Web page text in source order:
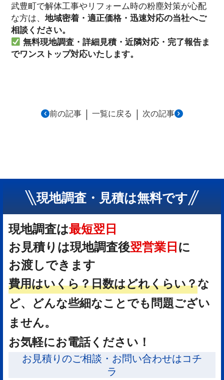
武豊町で解体工事やリフォーム時の粉塵対策が心配
な方は、 地域密着・適正価格・迅速対応の当社へご
相談ください。
無料現地調査・詳細見積・近隣対応・完了報告ま
でワンストップ対応いたします。
前の記事 ｜ 一覧に戻る ｜ 次の記事
現地調査・見積は無料です
現地調査は最短翌日
お見積りは現地調査後翌営業日 に
お渡しできます
費用はいくら？日数はどれくらい？な
ど、どんな些細なことでも問題ござい
ません。
お気軽にお電話ください！
お見積りのご相談・お問い合わせはコチ
ラ